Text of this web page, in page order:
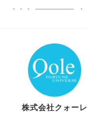
株式会社クォーレ